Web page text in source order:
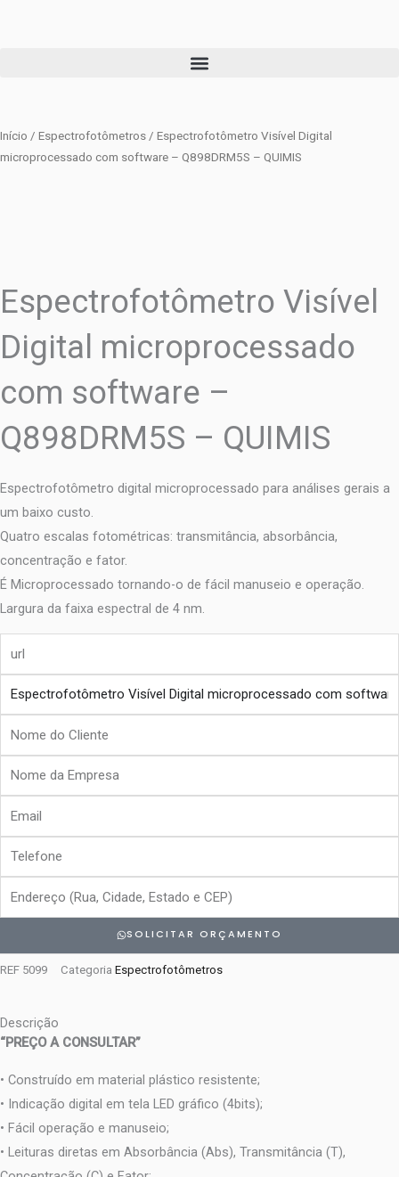
Início / Espectrofotômetros / Espectrofotômetro Visível Digital
microprocessado com software – Q898DRM5S – QUIMIS
Espectrofotômetro Visível
Digital microprocessado
com software –
Q898DRM5S – QUIMIS
Espectrofotômetro digital microprocessado para análises gerais a
um baixo custo.
Quatro escalas fotométricas: transmitância, absorbância,
concentração e fator.
É Microprocessado tornando-o de fácil manuseio e operação.
Largura da faixa espectral de 4 nm.
produto
Cliente
Nome
Empresa
Telefone
SOLICITAR ORÇAMENTO
REF 5099 Categoria Espectrofotômetros
Descrição
“PREÇO A CONSULTAR”
• Construído em material plástico resistente;
• Indicação digital em tela LED gráfico (4bits);
• Fácil operação e manuseio;
• Leituras diretas em Absorbância (Abs), Transmitância (T),